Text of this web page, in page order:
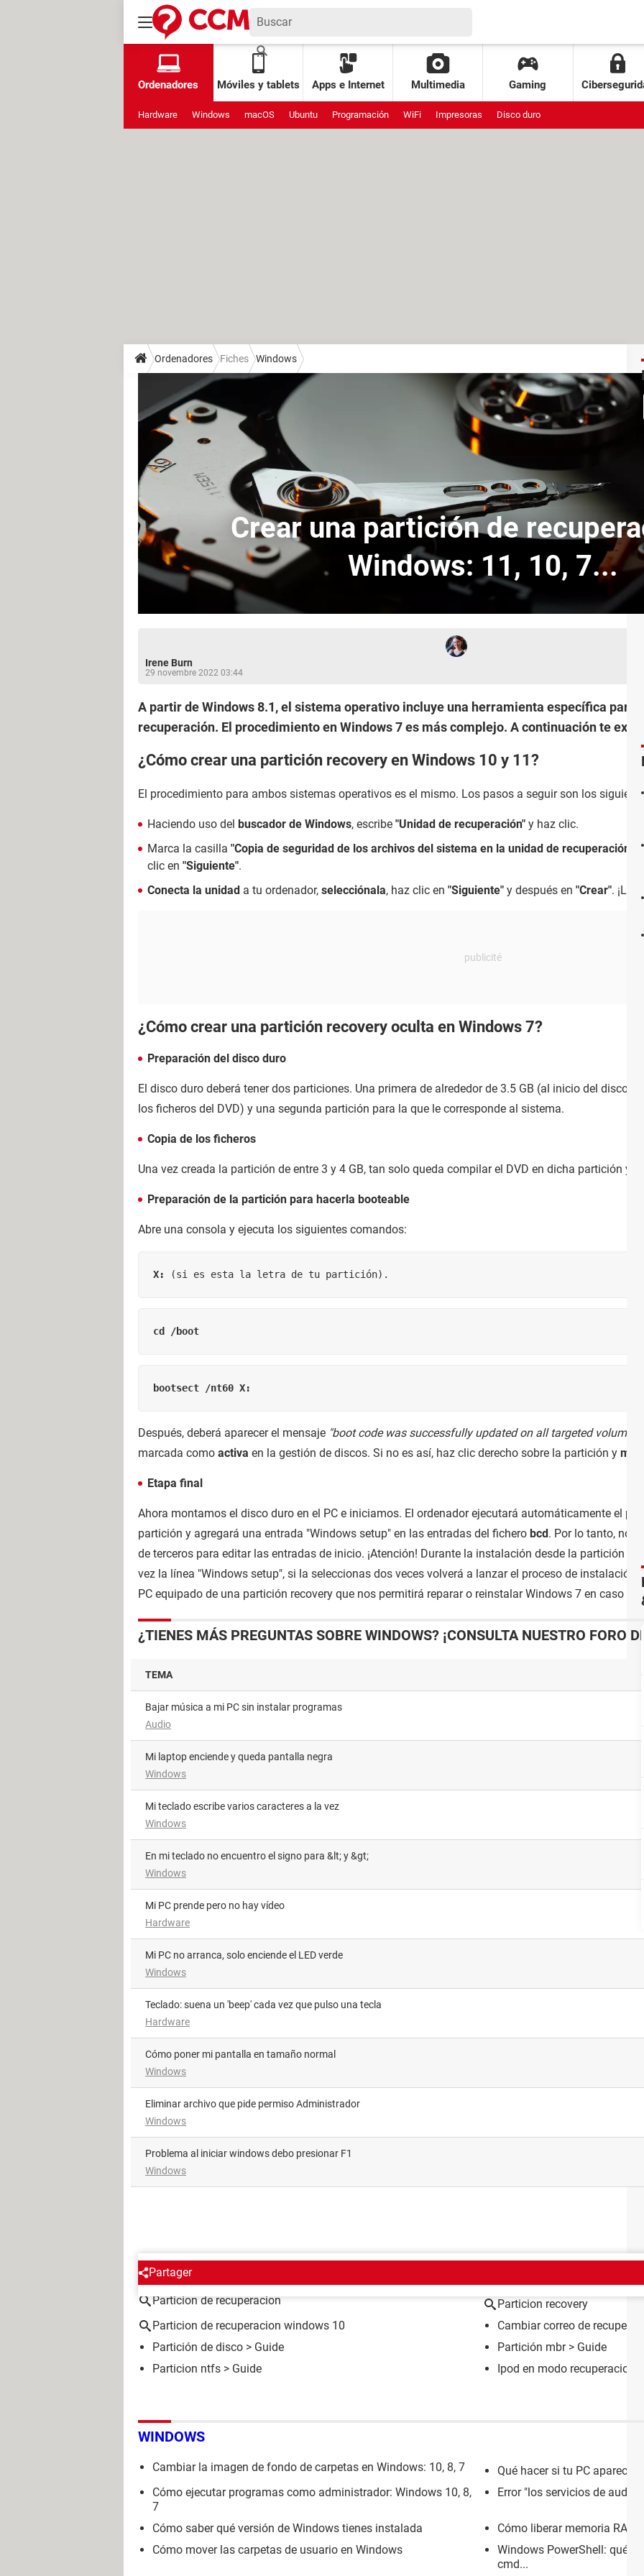
Ordenadores Móviles y tablets Apps e Internet Multimedia Gaming
Hardware Windows macOS Ubuntu Programación WiFi Impresoras Disco duro
Ordenadores Fiches Windows
Crear una partición de
Windows: 11, 10, 7...
Irene Burn
29 novembre 2022 03:44
A partir de Windows 8.1, el sistema operativo incluye una herramienta específica para
recuperación. El procedimiento en Windows 7 es más complejo. A continuación te
¿Cómo crear una partición recovery en Windows 10 y 11?
El procedimiento para ambos sistemas operativos es el mismo. Los pasos a seguir son los
Haciendo uso del buscador de Windows, escribe "Unidad de recuperación" y haz clic.
Marca la casilla "Copia de seguridad de los archivos del sistema en la unidad de recuperación"
clic en "Siguiente".
Conecta la unidad a tu ordenador, selecciónala, haz clic en "Siguiente" y después en "Crear". ¡Listo!
¿Cómo crear una partición recovery oculta en Windows 7?
Preparación del disco duro
El disco duro deberá tener dos particiones. Una primera de alrededor de 3.5 GB (al inicio del disco
los ficheros del DVD) y una segunda partición para la que le corresponde al sistema.
Copia de los ficheros
Una vez creada la partición de entre 3 y 4 GB, tan solo queda compilar el DVD en dicha partición y
Preparación de la partición para hacerla booteable
Abre una consola y ejecuta los siguientes comandos:
X: (si es esta la letra de tu partición).
cd /boot
bootsect /nt60 X:
Después, deberá aparecer el mensaje "boot code was successfully updated on all targeted volumes"
marcada como activa en la gestión de discos. Si no es así, haz clic derecho sobre la partición y
Etapa final
Ahora montamos el disco duro en el PC e iniciamos. El ordenador ejecutará automáticamente el
partición y agregará una entrada "Windows setup" en las entradas del fichero bcd. Por lo tanto, no
de terceros para editar las entradas de inicio. ¡Atención! Durante la instalación desde la partición
vez la línea "Windows setup", si la seleccionas dos veces volverá a lanzar el proceso de instalación.
PC equipado de una partición recovery que nos permitirá reparar o reinstalar Windows 7 en caso de
¿TIENES MÁS PREGUNTAS SOBRE WINDOWS? ¡CONSULTA NUESTRO FORO
TEMA
Bajar música a mi PC sin instalar programas
Audio
Mi laptop enciende y queda pantalla negra
Windows
Mi teclado escribe varios caracteres a la vez
Windows
En mi teclado no encuentro el signo para &lt; y &gt;
Windows
Mi PC prende pero no hay vídeo
Hardware
Mi PC no arranca, solo enciende el LED verde
Windows
Teclado: suena un 'beep' cada vez que pulso una tecla
Hardware
Cómo poner mi pantalla en tamaño normal
Windows
Eliminar archivo que pide permiso Administrador
Windows
Problema al iniciar windows debo presionar F1
Windows
Partager
ALREDEDOR DEL MISMO TEMA
Particion de recuperacion
Particion recovery
Particion de recuperacion windows 10
Cambiar correo de
Partición de disco > Guide Partición mbr> Guide
Particion ntfs > Guide Ipod en modo recuperacion
WINDOWS
Cambiar la imagen de fondo de carpetas en Windows: 10, 8, 7
Qué hacer si tu PC aparece
Cómo ejecutar programas como administrador: Windows 10, 8,
7
Error "los servicios de audio
Cómo saber qué versión de Windows tienes instalada
Cómo liberar memoria RAM
Cómo mover las carpetas de usuario en Windows
Windows PowerShell: qué
cmd...